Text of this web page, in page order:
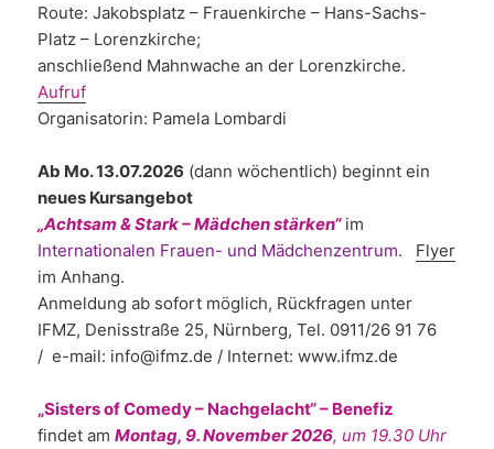
Route: Jakobsplatz – Frauenkirche – Hans-Sachs-
Platz – Lorenzkirche;
anschließend Mahnwache an der Lorenzkirche.
Aufruf
Organisatorin: Pamela Lombardi
Ab Mo. 13.07.2026 (dann wöchentlich) beginnt ein
neues Kursangebot
„Achtsam & Stark – Mädchen stärken“im
Internationalen Frauen- und Mädchenzentrum.
Flyer
im Anhang.
Anmeldung ab sofort möglich, Rückfragen unter
IFMZ, Denisstraße 25, Nürnberg, Tel. 0911/26 91 76
/ e-mail: info@ifmz.de / Internet: www.ifmz.de
„Sisters of Comedy – Nachgelacht“ – Benefiz
findet amMontag, 9. November 2026, um 19.30 Uhr